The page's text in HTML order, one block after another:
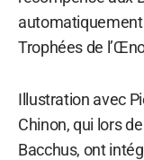
Trophées de
Illustration avec
Chinon, qui lors
Bacchus, ont